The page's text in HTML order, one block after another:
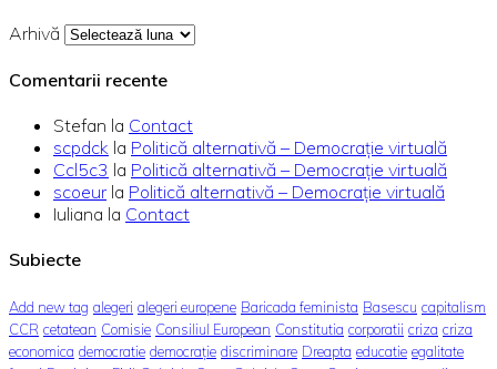
Arhivă
Comentarii recente
Stefan la Contact
scpdck la Politică alternativă – Democraţie virtuală
Ccl5c3 la Politică alternativă – Democraţie virtuală
scoeur la Politică alternativă – Democraţie virtuală
Iuliana la Contact
Subiecte
Add new tag alegeri alegeri europene Baricada feminista Basescu capitalism
CCR cetatean Comisie Consiliul European Constitutia corporatii criza criza
economica democratie democrație discriminare Dreapta educatie egalitate